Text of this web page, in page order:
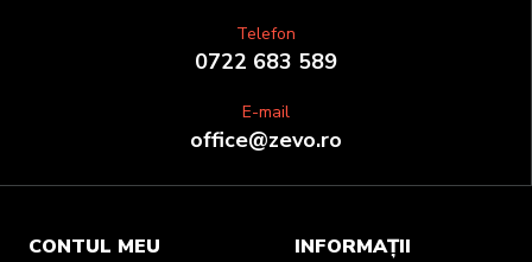
Telefon
0722 683 589
E-mail
office@zevo.ro
CONTUL MEU
INFORMAȚII